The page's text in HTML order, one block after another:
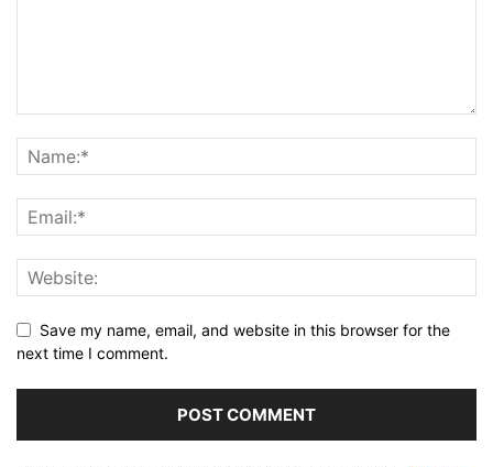
Save my name, email, and website in this browser for the
next time I comment.